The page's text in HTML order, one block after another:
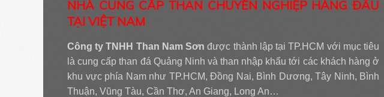
NHÀ CUNG CẤP THAN CHUYÊN NGHIỆP HÀNG ĐẦU
TẠI VIỆT NAM
Công ty TNHH Than Nam Sơnđược thành lập tại TP.HCM với mục tiêu
là cung cấp than đá Quảng Ninh và than nhập khẩu tới các khách hàng ở
khu vực phía Nam như TP.HCM, Đồng Nai, Bình Dương, Tây Ninh, Bình
Thuận, Vũng Tàu, Cần Thơ, An Giang, Long An…